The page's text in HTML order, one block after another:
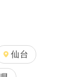
仙台